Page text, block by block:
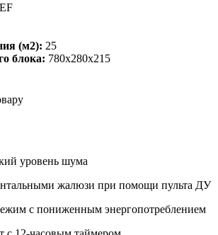
(м2): 25
блока: 780х280х215
уровень шума
жалюзи при помощи пульта ДУ
с пониженным энергопотреблением